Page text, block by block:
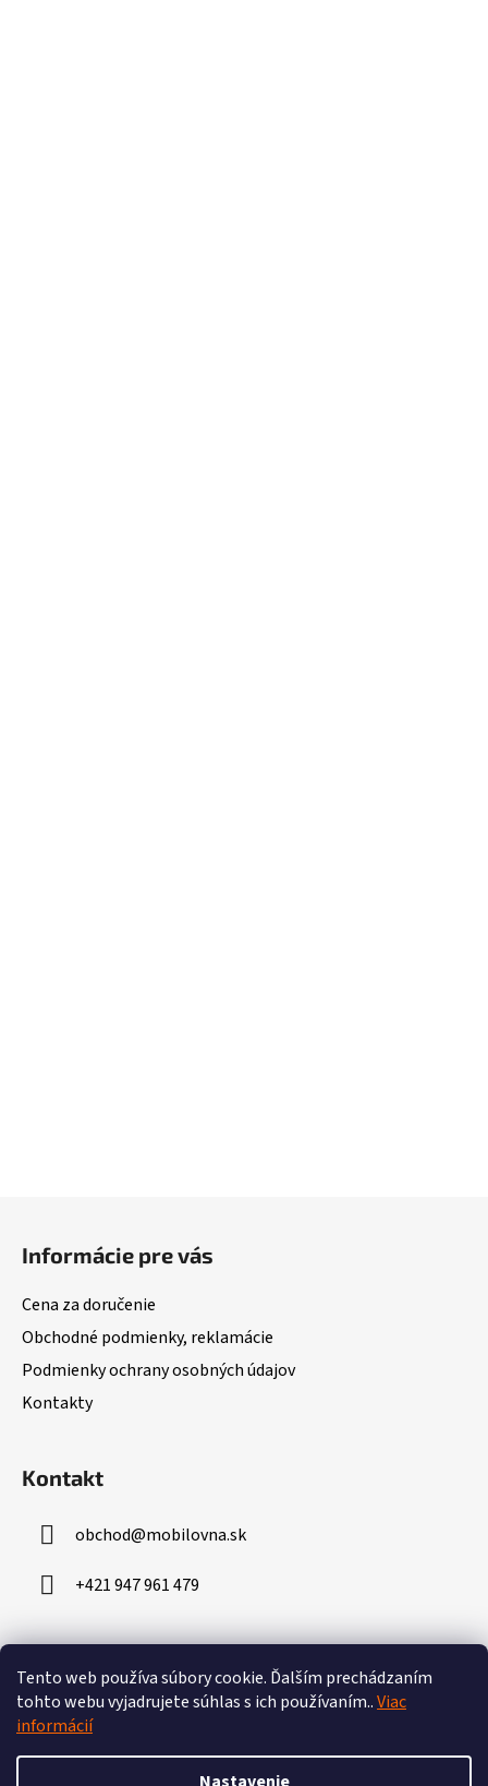
Tento web používa súbory cookie. Ďalším prechádzaním
tohto webu vyjadrujete súhlas s ich používaním..Viac
informácií
Informácie pre vás
Cena za doručenie
Obchodné podmienky, reklamácie
Podmienky ochrany osobných údajov
Kontakty
Kontakt
obchod@mobilovna.sk
+421 947 961 479
Prijímame online platby